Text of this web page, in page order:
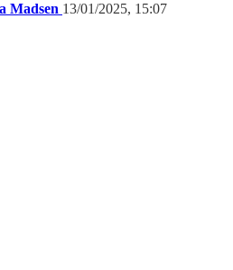
Madsen 13/01/2025, 15:07